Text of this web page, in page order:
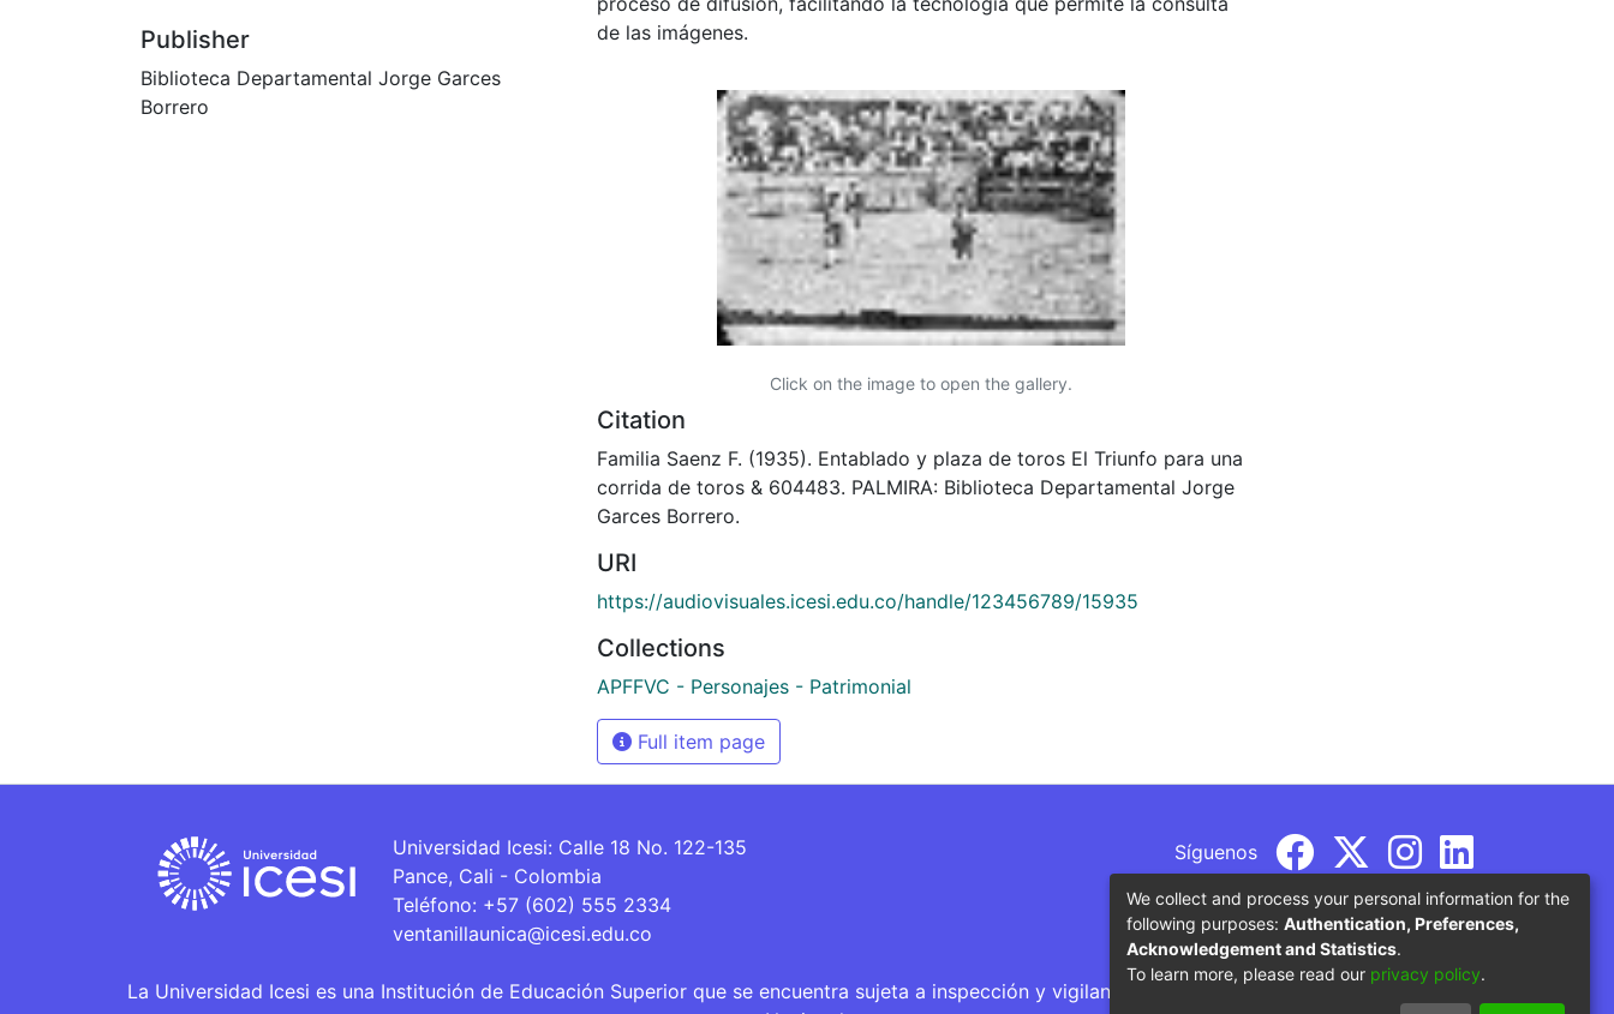
Publisher
Biblioteca Departamental Jorge Garces
Borrero
de las imágenes.
Click on the image to open the gallery.
Citation
Familia Saenz F. (1935). Entablado y plaza de toros El Triunfo para una
corrida de toros & 604483. PALMIRA: Biblioteca Departamental Jorge
Garces Borrero.
URI
https://audiovisuales.icesi.edu.co/handle/123456789/15935
Collections
APFFVC - Personajes - Patrimonial
Full item page
Universidad Icesi: Calle 18 No. 122-135
Pance, Cali - Colombia
Teléfono: +57 (602) 555 2334
ventanillaunica@icesi.edu.co
Síguenos
La Universidad Icesi es una Institución de Educación Superior que se encuentra sujeta a inspección y vigilancia por parte del Ministerio de Educación
We collect and process your personal information for the
following purposes: Authentication, Preferences,
Acknowledgement and Statistics.
To learn more, please read our privacy policy.